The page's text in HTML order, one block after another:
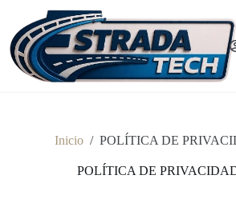
contenido
Inicio / POLÍTICA DE
POLÍTICA DE